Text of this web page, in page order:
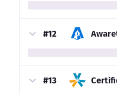
#12
#13